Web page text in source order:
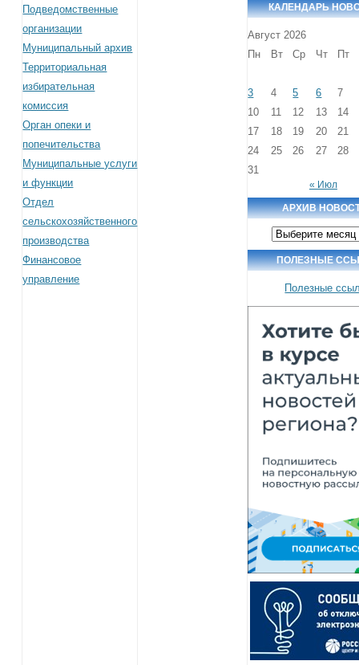
Подведомственные
организации
Муниципальный архив
Территориальная
избирательная
комиссия
Орган опеки и
попечительства
Муниципальные услуги
и функции
Отдел
сельскохозяйственного
производства
Финансовое
управление
КАЛЕНДАРЬ
Август 2026
Пн
Вт Ср Чт Пт
3 4 5 6
7
10
11 12 13
14
17
18 19 20
21
24
25 26 27
28
31
« Июл
АРХИВ
Архив
новостей
ПОЛЕЗНЫЕ
Полезные